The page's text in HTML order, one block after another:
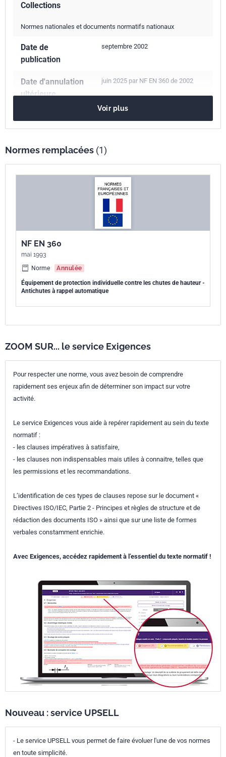
Collections
Normes nationales et documents normatifs nationaux
Date de
publication
septembre 2002
Date d'annulation
ultérieure
juin 2025 par NF EN 360 de 2002
Protection contre les chutes
Voir plus
Normes remplacées (1)
NF EN 360
mai 1993
Norme
Annulée
Équipement de protection individuelle contre les chutes de hauteur -
Antichutes à rappel automatique
ZOOM SUR... le service Exigences
Pour respecter une norme, vous avez besoin de comprendre
rapidement ses enjeux afin de déterminer son impact sur votre
activité.
Le service Exigences vous aide à repérer rapidement au sein du texte
normatif :
- les clauses impératives à satisfaire,
- les clauses non indispensables mais utiles à connaitre, telles que
les permissions et les recommandations.
L’identification de ces types de clauses repose sur le document «
Directives ISO/IEC, Partie 2 - Principes et règles de structure et de
rédaction des documents ISO » ainsi que sur une liste de formes
verbales constamment enrichie.
Avec Exigences, accédez rapidement à l’essentiel du texte normatif !
Nouveau : service UPSELL
- Le service UPSELL vous permet de faire évoluer l'une de vos normes
en toute simplicité.